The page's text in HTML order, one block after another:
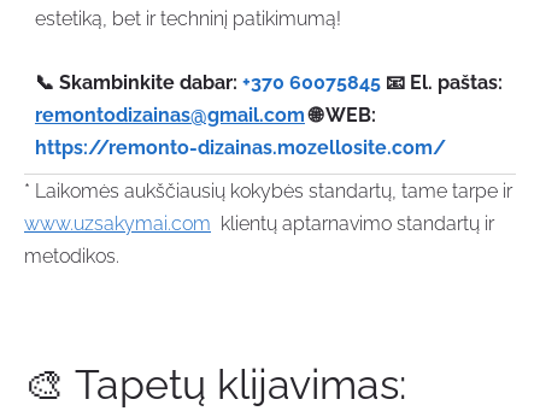
estetiką, bet ir techninį patikimumą!
📞 Skambinkite dabar: +370 60075845 📧 El. paštas:
remontodizainas@gmail.com 🌐 WEB:
https://remonto-dizainas.mozellosite.com/
* Laikomės aukščiausių kokybės standartų, tame tarpe ir
www.uzsakymai.com klientų aptarnavimo standartų ir
metodikos.
🎨 Tapetų klijavimas: